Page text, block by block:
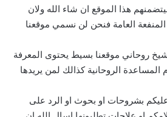
هذا الموقع ان شاء الله ولان
العامة فنحن لن نسمي موقعنا
شيخ روحاني موقعنا بسيط يحتوى المعرفة
المساعدة الروحانية كذالك لمن يريدها
بشروحات او بحوث او الرد على